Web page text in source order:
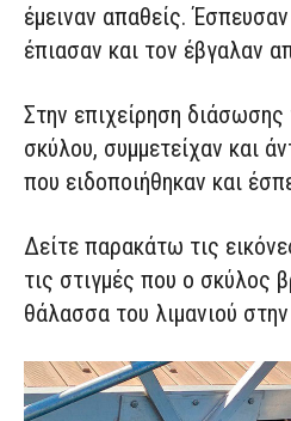
έμειναν απαθείς.
έπιασαν και τον έβγαλαν
Στην επιχείρηση
σκύλου, συμμετείχαν και
που ειδοποιήθηκαν και
Δείτε παρακάτω τις
τις στιγμές που ο σκύλος
θάλασσα του λιμανιού